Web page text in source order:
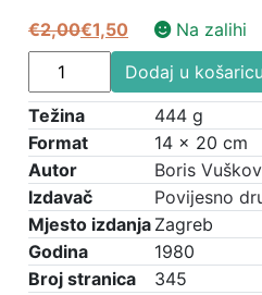
€2,00
Izvorna
cijena
bila
je:
€2,00.
€1,50
Trenutna
cijena
je:
€1,50.
Na zalihi
Raspeto
katoličanstvo
i
druge
studije
i
eseji...
količina
Dodaj u košaricu
Težina
444 g
Format
14 × 20 cm
Autor
Boris
Izdavač
Povijesno
Mjesto izdanja Zagreb
Godina
1980
Broj stranica
345